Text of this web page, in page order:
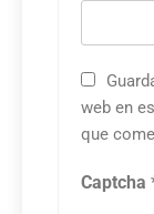
web en
que
Captcha